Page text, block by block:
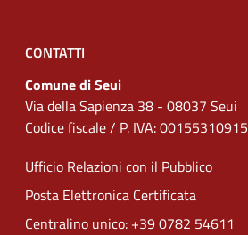
CONTATTI
Comune di Seui
Via della Sapienza 38 - 08037 Seui
Codice fiscale / P. IVA: 00155310915
Ufficio Relazioni con il Pubblico
Posta Elettronica Certificata
Centralino unico: +39 0782 54611